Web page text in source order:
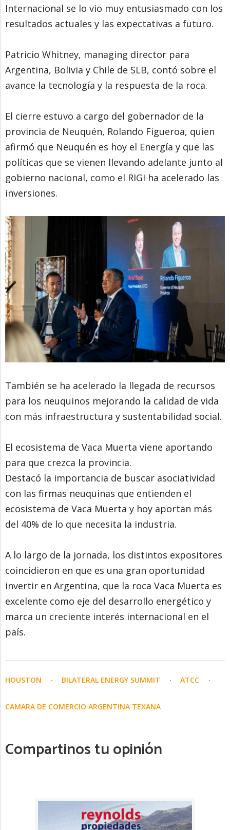
Internacional se lo vio muy entusiasmado con los
resultados actuales y las expectativas a futuro.
Patricio Whitney, managing director para
Argentina, Bolivia y Chile de SLB, contó sobre el
avance la tecnología y la respuesta de la roca.
El cierre estuvo a cargo del gobernador de la
provincia de Neuquén, Rolando Figueroa, quien
afirmó que Neuquén es hoy el Energía y que las
políticas que se vienen llevando adelante junto al
gobierno nacional, como el RIGI ha acelerado las
inversiones.
También se ha acelerado la llegada de recursos
para los neuquinos mejorando la calidad de vida
con más infraestructura y sustentabilidad social.
El ecosistema de Vaca Muerta viene aportando
para que crezca la provincia.
Destacó la importancia de buscar asociatividad
con las firmas neuquinas que entienden el
ecosistema de Vaca Muerta y hoy aportan más
del 40% de lo que necesita la industria.
A lo largo de la jornada, los distintos expositores
coincidieron en que es una gran oportunidad
invertir en Argentina, que la roca Vaca Muerta es
excelente como eje del desarrollo energético y
marca un creciente interés internacional en el
país.
HOUSTON BILATERAL ENERGY SUMMIT ATCC
CAMARA DE COMERCIO ARGENTINA TEXANA
Compartinos tu opinión